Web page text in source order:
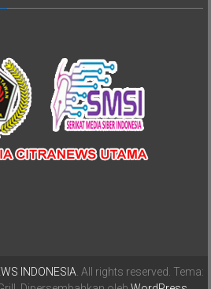
INDONESIA . All rights reserved. Tema: